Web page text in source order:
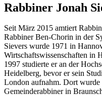
Rabbiner Jonah
Seit März 2015 amtiert
Rabbiner Ben-Chorin in der
Sievers wurde 1971 in
Wirtschaftswissenschaften in
1997 studierte er an der
Heidelberg, bevor er sein
London aufnahm. Dort
Gemeinderabbiner in